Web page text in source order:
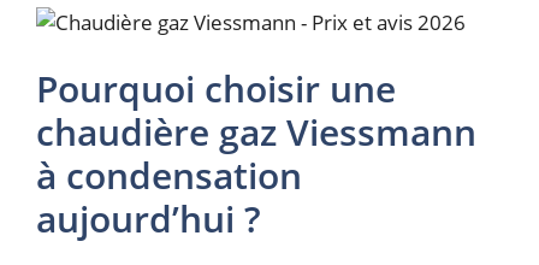
Pourquoi choisir une
chaudière gaz Viessmann
à condensation
aujourd’hui ?